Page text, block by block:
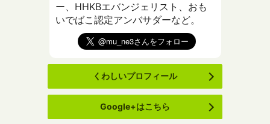
ー、HHKBエバンジェリスト、おも
いでばこ認定アンバサダーなど。
くわしいプロフィール
Google+はこちら